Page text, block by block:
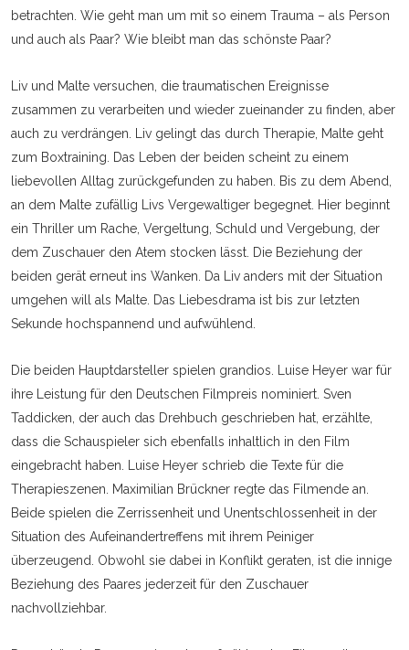
betrachten. Wie geht man um mit so einem Trauma – als Person
und auch als Paar? Wie bleibt man das schönste Paar?
Liv und Malte versuchen, die traumatischen Ereignisse
zusammen zu verarbeiten und wieder zueinander zu finden, aber
auch zu verdrängen. Liv gelingt das durch Therapie, Malte geht
zum Boxtraining. Das Leben der beiden scheint zu einem
liebevollen Alltag zurückgefunden zu haben. Bis zu dem Abend,
an dem Malte zufällig Livs Vergewaltiger begegnet. Hier beginnt
ein Thriller um Rache, Vergeltung, Schuld und Vergebung, der
dem Zuschauer den Atem stocken lässt. Die Beziehung der
beiden gerät erneut ins Wanken. Da Liv anders mit der Situation
umgehen will als Malte. Das Liebesdrama ist bis zur letzten
Sekunde hochspannend und aufwühlend.
Die beiden Hauptdarsteller spielen grandios. Luise Heyer war für
ihre Leistung für den Deutschen Filmpreis nominiert. Sven
Taddicken, der auch das Drehbuch geschrieben hat, erzählte,
dass die Schauspieler sich ebenfalls inhaltlich in den Film
eingebracht haben. Luise Heyer schrieb die Texte für die
Therapieszenen. Maximilian Brückner regte das Filmende an.
Beide spielen die Zerrissenheit und Unentschlossenheit in der
Situation des Aufeinandertreffens mit ihrem Peiniger
überzeugend. Obwohl sie dabei in Konflikt geraten, ist die innige
Beziehung des Paares jederzeit für den Zuschauer
nachvollziehbar.